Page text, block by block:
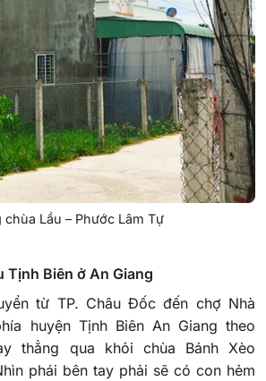
chùa Lầu – Phước Lâm Tự
Tịnh Biên ở An Giang
từ TP. Châu Đốc đến chợ Nhà
huyện Tịnh Biên An Giang theo
thẳng qua khỏi chùa Bánh Xèo
phái bên tay phải sẽ có con hẻm